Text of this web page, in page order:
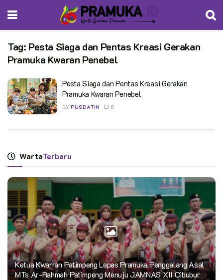
Tag: Pesta Siaga dan Pentas Kreasi Gerakan
Pramuka Kwaran Penebel
Pesta Siaga dan Pentas Kreasi Gerakan
Pramuka Kwaran Penebel
BY PUSDATIN 0
WartaTerbaru
Ketua Kwarran Patimpeng Lepas Pramuka Penggalang Asal
MTs Ar-Rahmah Patimpeng Menuju JAMNAS XII Cibubur